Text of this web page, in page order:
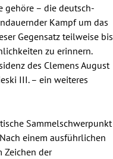
gehöre – die deutsch-
Kampf um das
Gegensatz teilweise bis
zu erinnern.
des Clemens August
III. – ein weiteres
Sammelschwerpunkt
einem ausführlichen
Zeichen der